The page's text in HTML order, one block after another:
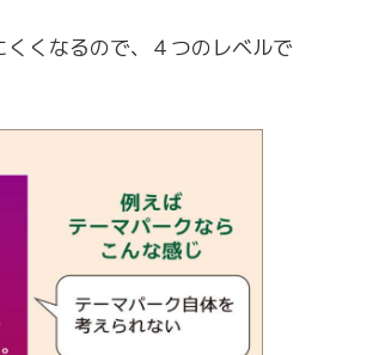
くなるので、４つのレベルで